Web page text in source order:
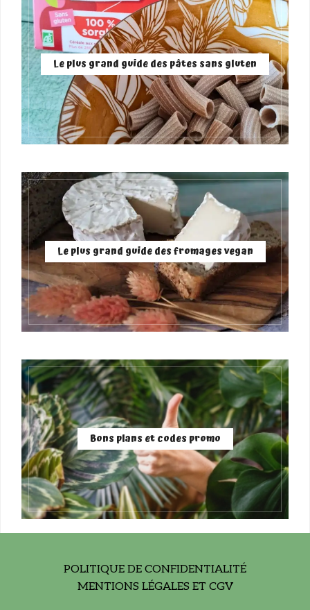
Le plus grand guide des pâtes sans gluten
Le plus grand guide des fromages vegan
Bons plans et codes promo
POLITIQUE DE CONFIDENTIALITÉ
MENTIONS LÉGALES ET CGV